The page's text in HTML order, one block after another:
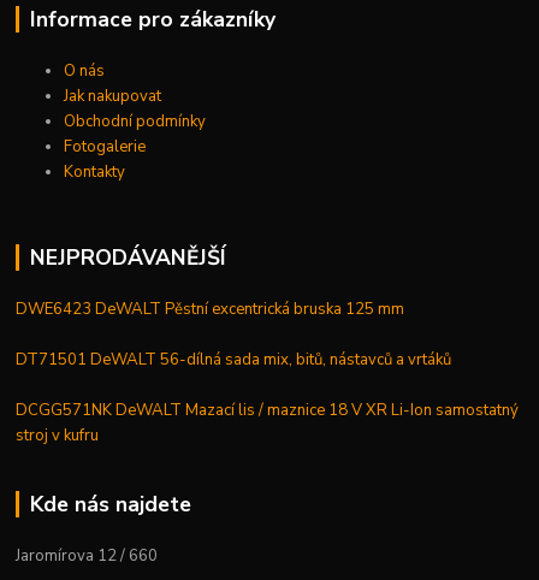
Informace pro zákazníky
O nás
Jak nakupovat
Obchodní podmínky
Fotogalerie
Kontakty
NEJPRODÁVANĚJŠÍ
DWE6423 DeWALT Pěstní excentrická bruska 125 mm
DT71501 DeWALT 56-dílná sada mix, bitů, nástavců a vrtáků
DCGG571NK DeWALT Mazací lis / maznice 18 V XR Li-Ion samostatný
stroj v kufru
Kde nás najdete
Jaromírova 12 / 660